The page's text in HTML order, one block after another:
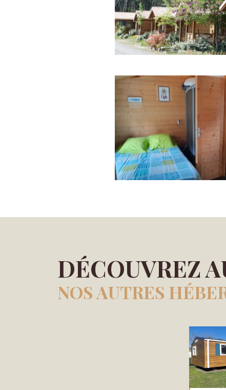
DÉCOUVREZ
NOS AUTRES